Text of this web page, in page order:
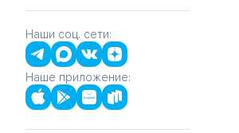
Наши соц. сети:
Наше приложение: